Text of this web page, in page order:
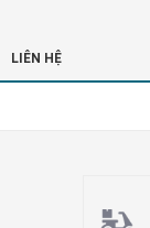
LIÊN HỆ